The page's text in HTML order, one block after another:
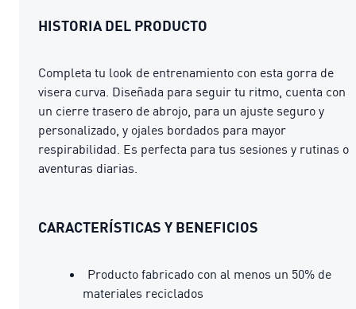
HISTORIA DEL PRODUCTO
Completa tu look de entrenamiento con esta gorra de
visera curva. Diseñada para seguir tu ritmo, cuenta con
un cierre trasero de abrojo, para un ajuste seguro y
personalizado, y ojales bordados para mayor
respirabilidad. Es perfecta para tus sesiones y rutinas o
aventuras diarias.
CARACTERÍSTICAS Y BENEFICIOS
Producto fabricado con al menos un 50% de
materiales reciclados